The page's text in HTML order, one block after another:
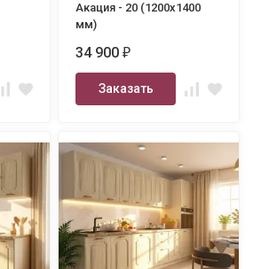
Акация - 20 (1200х1400
мм)
34 900₽
Заказать